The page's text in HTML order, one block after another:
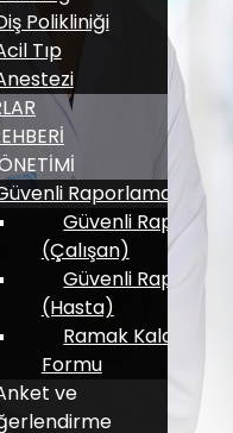
Polikliniği
Tıp
Raporlama
Güvenli Raporlama
(Çalışan)
Güvenli Raporlama
(Hasta)
Ramak Kala Bildirim
Formu
ve